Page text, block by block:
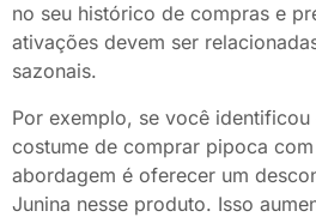
no seu histórico de compras e
ativações devem ser
sazonais.
Por exemplo, se você
costume de comprar pipoca
abordagem é oferecer um
Junina nesse produto. Isso